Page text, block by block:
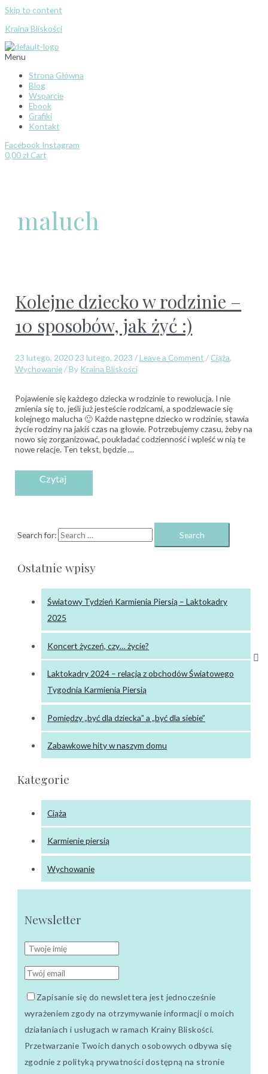
Skip to content
Kraina Bliskości
Menu
Strona Główna
Blog
Wsparcie
Ebook
Grafiki
Kontakt
Facebook Instagram
0,00zł Cart
maluch
Kolejne dziecko w rodzinie –
10 sposobów, jak żyć :)
23 lutego, 2020 23 lutego, 2023 /Leave a Comment / Ciąża,
Wychowanie/ By Kraina Bliskości
Pojawienie się każdego dziecka w rodzinie to rewolucja. I nie
zmienia się to, jeśli już jesteście rodzicami, a spodziewacie się
kolejnego malucha 🙂 Każde następne dziecko w rodzinie, stawia
życie rodziny na jakiś czas na głowie. Potrzebujemy czasu, żeby na
nowo się zorganizować, poukładać codzienność i wpleść w nią te
nowe relacje. Ten tekst, będzie …
Search for:
Ostatnie wpisy
Światowy Tydzień Karmienia Piersią – Laktokadry
2025
Koncert życzeń, czy… życie?
Laktokadry 2024 – relacja z obchodów Światowego
Tygodnia Karmienia Piersią
Pomiędzy „być dla dziecka” a „być dla siebie”
Zabawkowe hity w naszym domu
Kategorie
Ciąża
Karmienie piersią
Wychowanie
Newsletter
Zapisanie się do newslettera jest jednocześnie
wyrażeniem zgody na otrzymywanie informacji o moich
działaniach i usługach w ramach Krainy Bliskości.
Przetwarzanie Twoich danych osobowych odbywa się
zgodnie z polityką prywatności dostępną na stronie